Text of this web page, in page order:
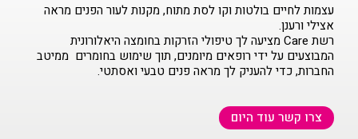
עצמות לחיים בולטות וקו לסת מתוח, מקנות לעור הפנים מראה
אצילי ורענן.
רשת Care מציעה לך טיפולי הזרקות בחומצה היאלורונית
המבוצעים על ידי רופאים מיומנים, תוך שימוש בחומרים ממיטב
החברות, כדי להעניק לך מראה פנים טבעי ואסתטי.
צרו קשר עוד היום